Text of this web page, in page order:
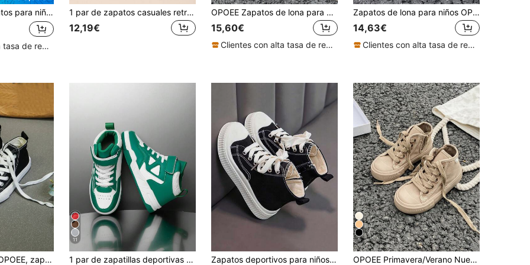
con bloques de color, zapatillas de moda casual, unisex
Clientes con alta tasa de repetición
1 par de zapatos casuales retro con bloques de color beige & marrón, zapatillas versátiles minimalistas para niñas, zapatos para uso diario en la escuela & skate
12,19€
OPOEE Zapatos de lona para niños de primavera/otoño, estilo coreano de deportivos clásicos bajos unisex modernos con cordones, zapatos casuales versátiles
15,60€
Clientes con alta tasa de repetición
Zapatos de lona para niños OPOEE, de primavera/otoño, estilo coreano, sencillos, para niños y niñas, de moda, de corte bajo, casuales, deportivos, clásicos, versátiles, zapatos de skate para niños
14,63€
Clientes con alta tasa de repetición
Zapatillas de lona OPOEE, zapatillas deportivas de media caña para niños, para primavera/otoño, estilo coreano, unisex, de moda con suela baja, zapatos deportivos casuales con cordones, zapatillas clásicas de caña alta, zapatos deportivos casuales todo a juego para patineta para niños
11
1 par de zapatillas deportivas de caña alta para niños, zapatos casuales para correr en interiores/exteriores, ligeros, transpirables y cómodos, estilo estudiantil para niños & niñas Zapatos deportivos para niños para uso en exteriores e interiores, tenis negros para niños y niñas, adecuados para primavera, verano, otoño e invierno, diseño con cremallera transpirable y antideslizante, zapatos de lona para la escuela y estudiantes
5
OPOEE Primavera/Verano Nuevo Estilo Zapatos de Lona Clásicos con Cordones de Caña Alta para Niños y Niñas - Zapatos Deportivos de Skateboarding Simples y de Moda